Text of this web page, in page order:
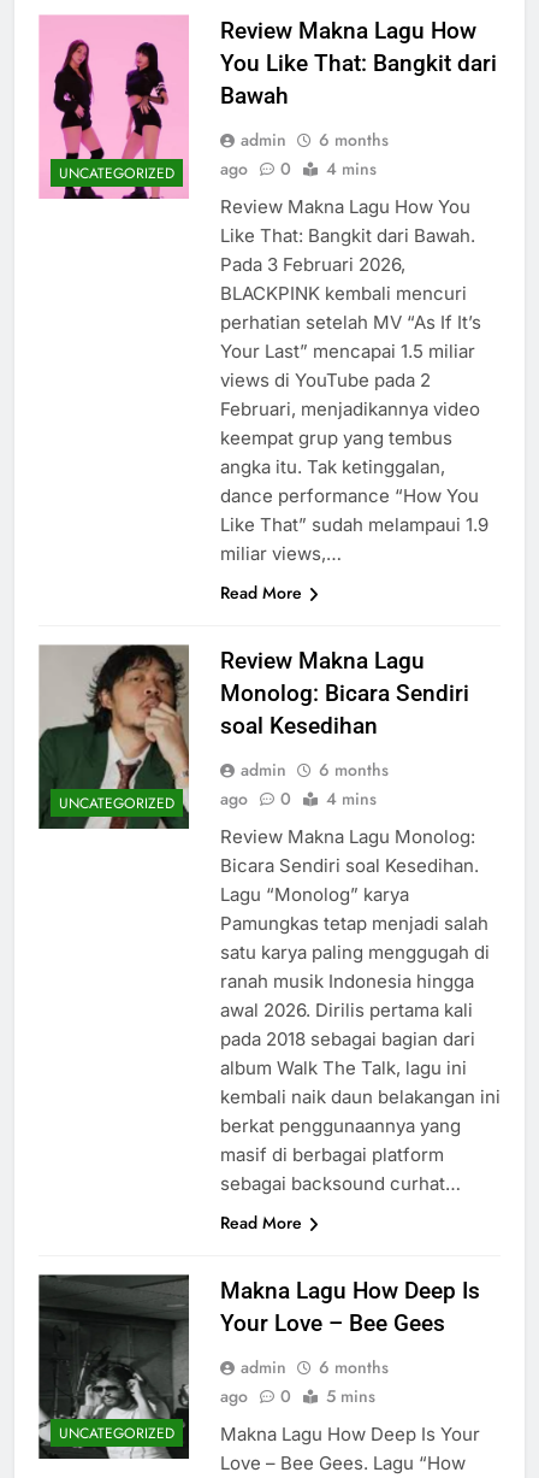
UNCATEGORIZED
Review Makna Lagu How
You Like That: Bangkit dari
Bawah
admin
6 months
ago
0 4 mins
Review Makna Lagu How You
Like That: Bangkit dari Bawah.
Pada 3 Februari 2026,
BLACKPINK kembali mencuri
perhatian setelah MV “As If It’s
Your Last” mencapai 1.5 miliar
views di YouTube pada 2
Februari, menjadikannya video
keempat grup yang tembus
angka itu. Tak ketinggalan,
dance performance “How You
Like That” sudah melampaui 1.9
miliar views,…
Read More
UNCATEGORIZED
Review Makna Lagu
Monolog: Bicara Sendiri
soal Kesedihan
admin
6 months
ago
0 4 mins
Review Makna Lagu Monolog:
Bicara Sendiri soal Kesedihan.
Lagu “Monolog” karya
Pamungkas tetap menjadi salah
satu karya paling menggugah di
ranah musik Indonesia hingga
awal 2026. Dirilis pertama kali
pada 2018 sebagai bagian dari
album Walk The Talk, lagu ini
kembali naik daun belakangan ini
berkat penggunaannya yang
masif di berbagai platform
sebagai backsound curhat…
Read More
UNCATEGORIZED
Makna Lagu How Deep Is
Your Love – Bee Gees
admin
6 months
ago
0 5 mins
Makna Lagu How Deep Is Your
Love – Bee Gees. Lagu “How